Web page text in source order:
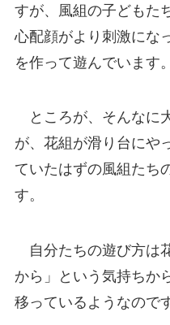
すが、風組の子どもた
心配顔がより刺激にな
を作って遊んでいます。
ところが、そんなに
が、花組が滑り台にや
ていたはずの風組たち
す。
自分たちの遊び方は
から」という気持ちか
移っているようなので